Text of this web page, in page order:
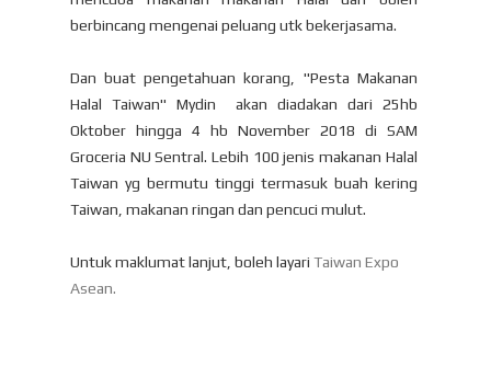
berbincang mengenai peluang utk bekerjasama.
Dan buat pengetahuan korang, "Pesta Makanan
Halal Taiwan" Mydin akan diadakan dari 25hb
Oktober hingga 4 hb November 2018 di SAM
Groceria NU Sentral. Lebih 100 jenis makanan Halal
Taiwan yg bermutu tinggi termasuk buah kering
Taiwan, makanan ringan dan pencuci mulut.
Untuk maklumat lanjut, boleh layari Taiwan Expo
Asean.